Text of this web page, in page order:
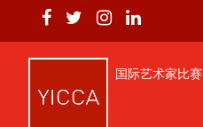
国际艺术家比赛